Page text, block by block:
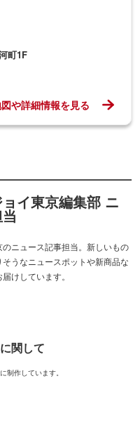
町1F
や詳細情報を見る
イ東京編集部 ニ
ニュース記事担当。新しいもの
うなニュースポットや新商品な
けしています。
関して
制作しています。